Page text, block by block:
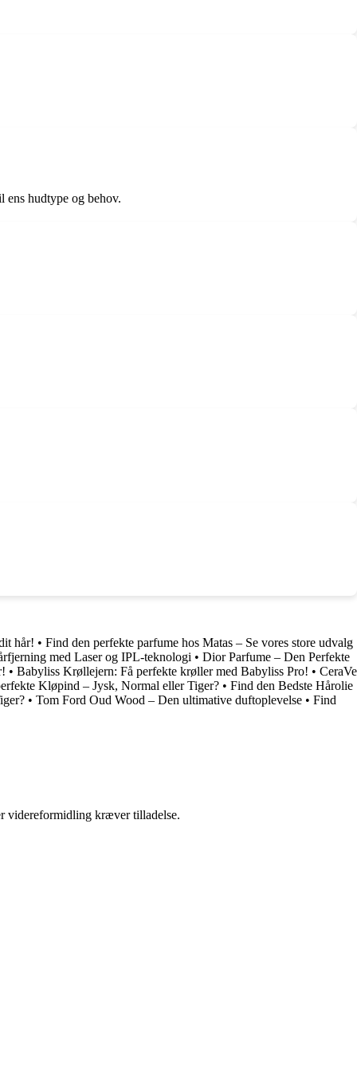
hudtype og behov.
hår! • Find den perfekte parfume hos Matas – Se vores store udvalg
med Laser og IPL-teknologi • Dior Parfume – Den Perfekte
• Babyliss Krøllejern: Få perfekte krøller med Babyliss Pro! • CeraVe
Kløpind – Jysk, Normal eller Tiger? • Find den Bedste Hårolie
• Tom Ford Oud Wood – Den ultimative duftoplevelse • Find
videreformidling kræver tilladelse.